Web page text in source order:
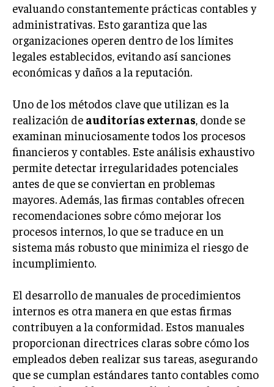
evaluando constantemente prácticas contables y
administrativas. Esto garantiza que las
organizaciones operen dentro de los límites
legales establecidos, evitando así sanciones
económicas y daños a la reputación.
Uno de los métodos clave que utilizan es la
realización de auditorías externas, donde se
examinan minuciosamente todos los procesos
financieros y contables. Este análisis exhaustivo
permite detectar irregularidades potenciales
antes de que se conviertan en problemas
mayores. Además, las firmas contables ofrecen
recomendaciones sobre cómo mejorar los
procesos internos, lo que se traduce en un
sistema más robusto que minimiza el riesgo de
incumplimiento.
El desarrollo de manuales de procedimientos
internos es otra manera en que estas firmas
contribuyen a la conformidad. Estos manuales
proporcionan directrices claras sobre cómo los
empleados deben realizar sus tareas, asegurando
que se cumplan estándares tanto contables como